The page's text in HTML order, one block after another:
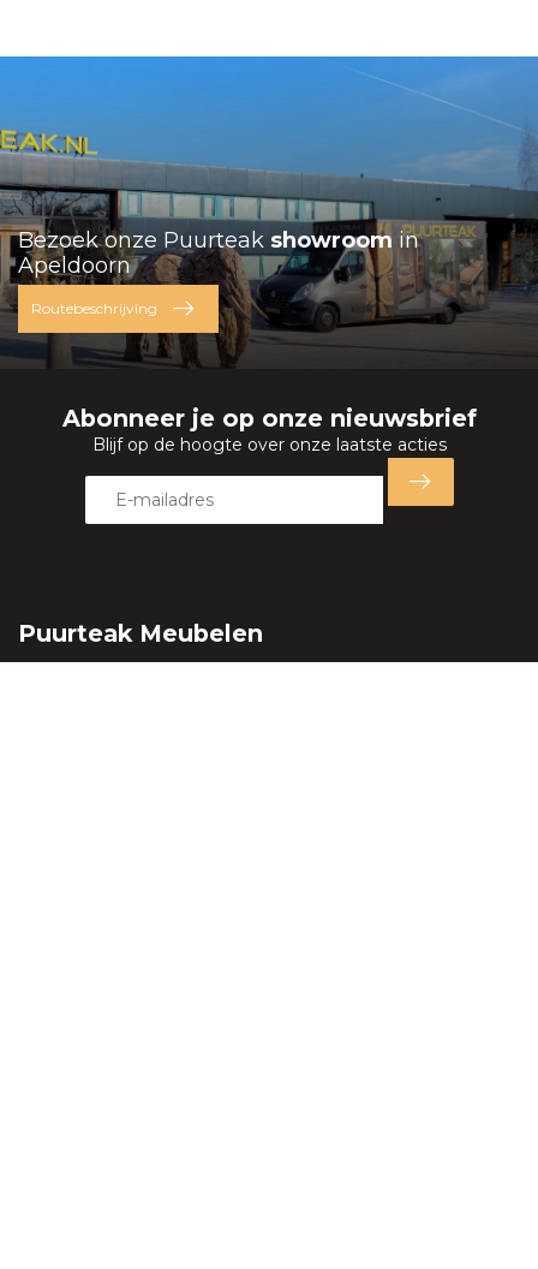
Bezoek onze Puurteak showroom in
Apeldoorn
Routebeschrijving
Abonneer je op onze nieuwsbrief
Blijf op de hoogte over onze laatste acties
Puurteak Meubelen